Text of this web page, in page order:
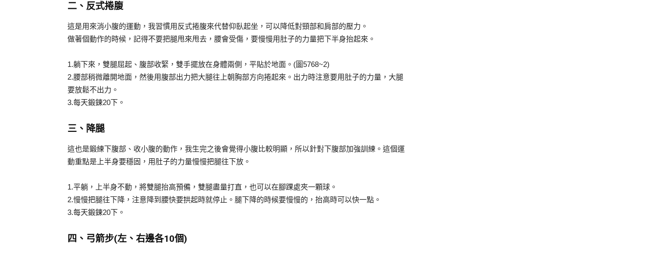
二、反式捲腹
這是用來消小腹的運動，我習慣用反式捲腹來代替仰臥起坐，可以降低對頸部和肩部的壓力。
做著個動作的時候，記得不要把腿甩來甩去，腰會受傷，要慢慢用肚子的力量把下半身抬起來。
1.躺下來，雙腿屈起、腹部收緊，雙手擺放在身體兩側，平貼於地面。(圖5768~2)
2.腰部稍微離開地面，然後用腹部出力把大腿往上朝胸部方向捲起來。出力時注意要用肚子的力量，大腿
要放鬆不出力。
3.每天鍛鍊20下。
三、降腿
這也是鍛練下腹部、收小腹的動作，我生完之後會覺得小腹比較明顯，所以針對下腹部加強訓練。這個運
動重點是上半身要穩固，用肚子的力量慢慢把腿往下放。
1.平躺，上半身不動，將雙腿抬高預備，雙腿盡量打直，也可以在腳踝處夾一顆球。
2.慢慢把腿往下降，注意降到腰快要拱起時就停止。腿下降的時候要慢慢的，抬高時可以快一點。
3.每天鍛鍊20下。
四、弓箭步(左、右邊各10個)